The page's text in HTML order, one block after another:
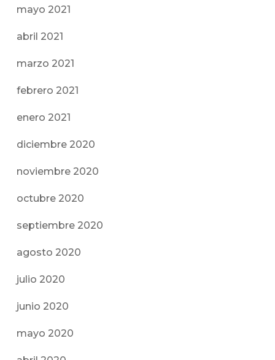
mayo 2021
abril 2021
marzo 2021
febrero 2021
enero 2021
diciembre 2020
noviembre 2020
octubre 2020
septiembre 2020
agosto 2020
julio 2020
junio 2020
mayo 2020